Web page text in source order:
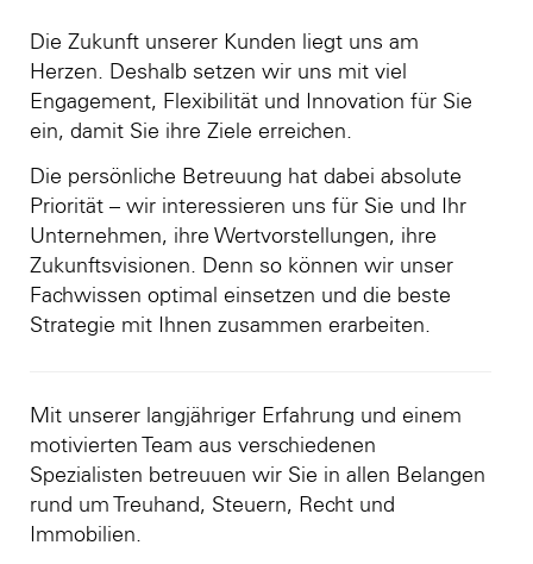
Die Zukunft unserer Kunden liegt uns am
Herzen. Deshalb setzen wir uns mit viel
Engagement, Flexibilität und Innovation für Sie
ein, damit Sie ihre Ziele erreichen.
Die persönliche Betreuung hat dabei absolute
Priorität – wir interessieren uns für Sie und Ihr
Unternehmen, ihre Wertvorstellungen, ihre
Zukunftsvisionen. Denn so können wir unser
Fachwissen optimal einsetzen und die beste
Strategie mit Ihnen zusammen erarbeiten.
Mit unserer langjähriger Erfahrung und einem
motivierten Team aus verschiedenen
Spezialisten betreuuen wir Sie in allen Belangen
rund um Treuhand, Steuern, Recht und
Immobilien.